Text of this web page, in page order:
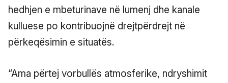
hedhjen e mbeturinave në lumenj dhe kanale
kulluese po kontribuojnë drejtpërdrejt në
përkeqësimin e situatës.
“Ama përtej vorbullës atmosferike, ndryshimit